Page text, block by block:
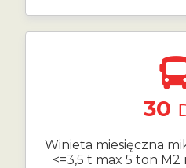
30
Winieta miesięczna
<=3,5 t max 5 ton M2